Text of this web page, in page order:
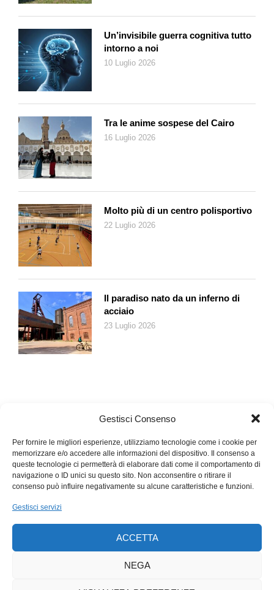
Gestisci Consenso
Per fornire le migliori esperienze, utilizziamo tecnologie come i cookie per
memorizzare e/o accedere alle informazioni del dispositivo. Il consenso a
queste tecnologie ci permetterà di elaborare dati come il comportamento di
navigazione o ID unici su questo sito. Non acconsentire o ritirare il
consenso può influire negativamente su alcune caratteristiche e funzioni.
Gestisci servizi
ACCETTA
NEGA
Un’invisibile guerra cognitiva tutto
intorno a noi
10 Luglio 2026
Tra le anime sospese del Cairo
16 Luglio 2026
Molto più di un centro polisportivo
22 Luglio 2026
Il paradiso nato da un inferno di
acciaio
23 Luglio 2026